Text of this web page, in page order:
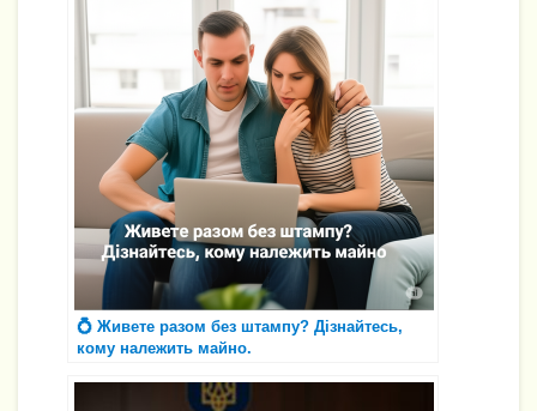
💍 Живете разом без штампу? Дізнайтесь,
кому належить майно.